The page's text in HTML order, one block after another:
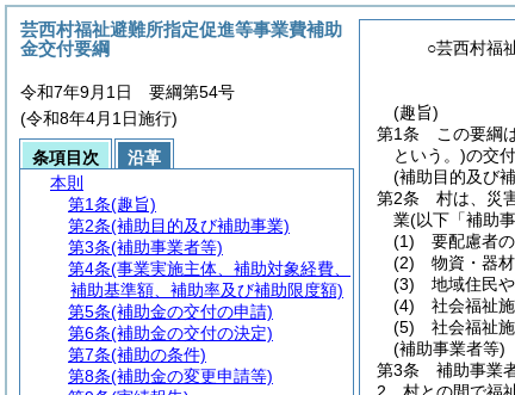
○芸西村福
(趣旨)
第1条
この要綱
という。)の交
(補助目的及び
第2条
村は、災
業(以下「補助
(1)
要配慮者
(2)
物資・器
(3)
地域住民
(4)
社会福祉
(5)
社会福祉
(補助事業者等)
第3条
補助事業
芸西村福祉避難所指定促進等事業費補助
金交付要綱
令和7年9月1日 要綱第54号
(令和8年4月1日施行)
条項目次
沿革
本則
第1条(趣旨)
第2条(補助目的及び補助事業)
第3条(補助事業者等)
第4条(事業実施主体、補助対象経費、
補助基準額、補助率及び補助限度額)
第5条(補助金の交付の申請)
第6条(補助金の交付の決定)
第7条(補助の条件)
第8条(補助金の変更申請等)